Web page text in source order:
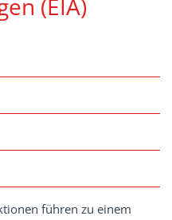
(EIA)
führen zu einem